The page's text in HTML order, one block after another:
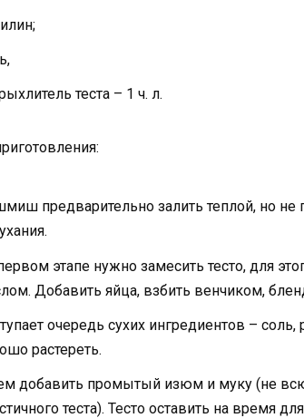
теста – 1 ч. л.
предварительно залить теплой, но не
этапе нужно замесить тесто, для
Добавить яйца, взбить венчиком,
очередь сухих ингредиентов –
растереть.
добавить промытый изюм и муку (не
теста). Тесто оставить на время